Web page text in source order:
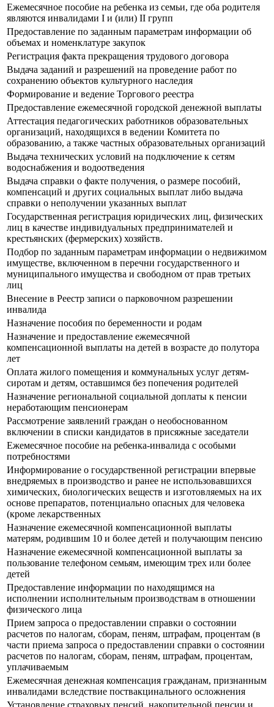
Ежемесячное пособие на ребенка из семьи, где оба родителя
являются инвалидами I и (или) II групп
Предоставление по заданным параметрам информации об
объемах и номенклатуре закупок
Регистрация факта прекращения трудового договора
Выдача заданий и разрешений на проведение работ по
сохранению объектов культурного наследия
Формирование и ведение Торгового реестра
Предоставление ежемесячной городской денежной выплаты
Аттестация педагогических работников образовательных
организаций, находящихся в ведении Комитета по
образованию, а также частных образовательных организаций
Выдача технических условий на подключение к сетям
водоснабжения и водоотведения
Выдача справки о факте получения, о размере пособий,
компенсаций и других социальных выплат либо выдача
справки о неполучении указанных выплат
Государственная регистрация юридических лиц, физических
лиц в качестве индивидуальных предпринимателей и
крестьянских (фермерских) хозяйств.
Подбор по заданным параметрам информации о недвижимом
имуществе, включенном в перечни государственного и
муниципального имущества и свободном от прав третьих
лиц
Внесение в Реестр записи о парковочном разрешении
инвалида
Назначение пособия по беременности и родам
Назначение и предоставление ежемесячной
компенсационной выплаты на детей в возрасте до полутора
лет
Оплата жилого помещения и коммунальных услуг детям-
сиротам и детям, оставшимся без попечения родителей
Назначение региональной социальной доплаты к пенсии
неработающим пенсионерам
Рассмотрение заявлений граждан о необоснованном
включении в списки кандидатов в присяжные заседатели
Ежемесячное пособие на ребенка-инвалида с особыми
потребностями
Информирование о государственной регистрации впервые
внедряемых в производство и ранее не использовавшихся
химических, биологических веществ и изготовляемых на их
основе препаратов, потенциально опасных для человека
(кроме лекарственных
Назначение ежемесячной компенсационной выплаты
матерям, родившим 10 и более детей и получающим пенсию
Назначение ежемесячной компенсационной выплаты за
пользование телефоном семьям, имеющим трех или более
детей
Предоставление информации по находящимся на
исполнении исполнительным производствам в отношении
физического лица
Прием запроса о предоставлении справки о состоянии
расчетов по налогам, сборам, пеням, штрафам, процентам (в
части приема запроса о предоставлении справки о состоянии
расчетов по налогам, сборам, пеням, штрафам, процентам,
уплачиваемым
Ежемесячная денежная компенсация гражданам, признанным
инвалидами вследствие поствакцинального осложнения
Установление страховых пенсий, накопительной пенсии и